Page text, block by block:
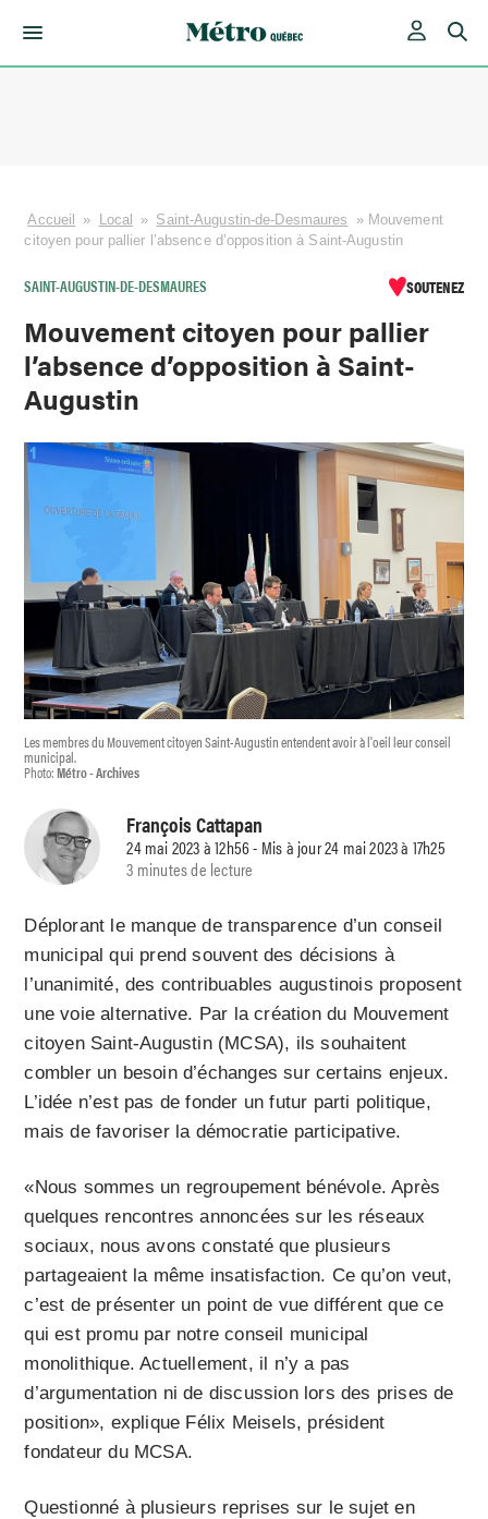
Accueil » Local » Saint-Augustin-de-Desmaures » Mouvement
citoyen pour pallier l’absence d’opposition à Saint-Augustin
SAINT-AUGUSTIN-DE-DESMAURES SOUTENEZ
Mouvement citoyen pour pallier
l’absence d’opposition à Saint-
Augustin
Les membres du Mouvement citoyen Saint-Augustin entendent avoir à l'oeil leur conseil
municipal.
Photo:Métro - Archives
François Cattapan
24 mai 2023 à 12h56 - Mis à jour 24 mai 2023 à 17h25
3 minutes de lecture
Déplorant le manque de transparence d’un conseil
municipal qui prend souvent des décisions à
l’unanimité, des contribuables augustinois proposent
une voie alternative. Par la création du Mouvement
citoyen Saint-Augustin (MCSA), ils souhaitent
combler un besoin d’échanges sur certains enjeux.
L’idée n’est pas de fonder un futur parti politique,
mais de favoriser la démocratie participative.
«Nous sommes un regroupement bénévole. Après
quelques rencontres annoncées sur les réseaux
sociaux, nous avons constaté que plusieurs
partageaient la même insatisfaction. Ce qu’on veut,
c’est de présenter un point de vue différent que ce
qui est promu par notre conseil municipal
monolithique. Actuellement, il n’y a pas
d’argumentation ni de discussion lors des prises de
position», explique Félix Meisels, président
fondateur du MCSA.
Questionné à plusieurs reprises sur le sujet en